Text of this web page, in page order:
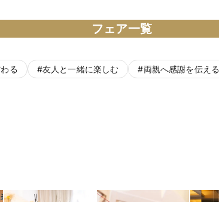
フェア一覧
る #友人と一緒に楽しむ #両親へ感謝を伝える